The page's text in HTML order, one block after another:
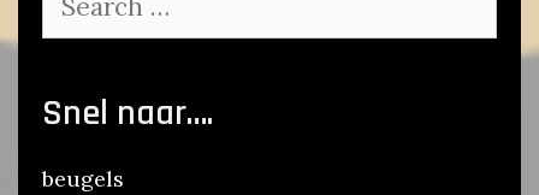
for:
Snel naar….
beugels